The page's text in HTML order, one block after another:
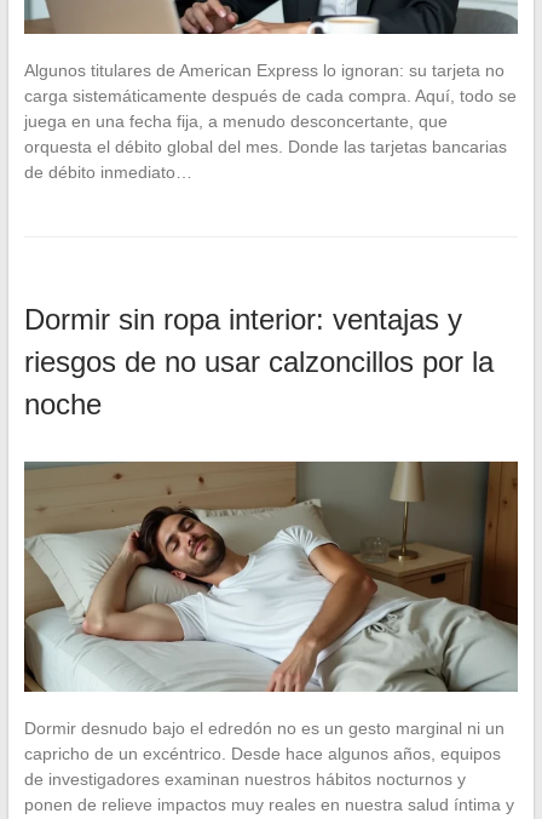
Algunos titulares de American Express lo ignoran: su tarjeta no
carga sistemáticamente después de cada compra. Aquí, todo se
juega en una fecha fija, a menudo desconcertante, que
orquesta el débito global del mes. Donde las tarjetas bancarias
de débito inmediato…
Dormir sin ropa interior: ventajas y
riesgos de no usar calzoncillos por la
noche
Dormir desnudo bajo el edredón no es un gesto marginal ni un
capricho de un excéntrico. Desde hace algunos años, equipos
de investigadores examinan nuestros hábitos nocturnos y
ponen de relieve impactos muy reales en nuestra salud íntima y